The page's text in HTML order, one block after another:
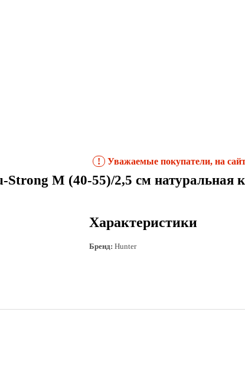
! Уважаемые покупатели, на
M (40-55)/2,5 см натуральная
Характеристики
Бренд: Hunter